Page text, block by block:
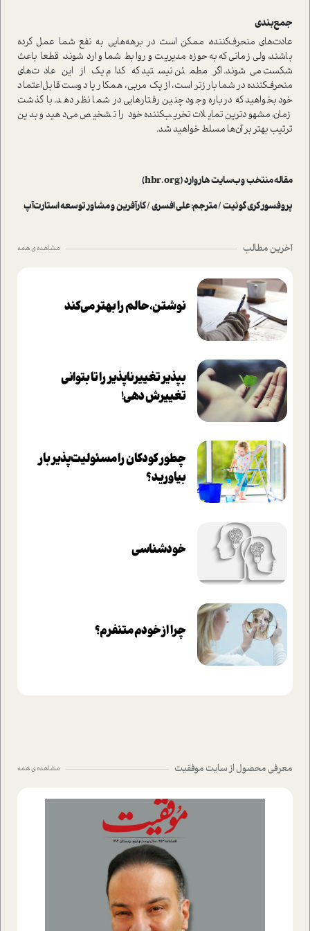
جمع‌بندی
عادت‌های منحرف‌کننده، ممکن است در برهه‌هایی به نفع شما عمل کرده
باشند، ولی زمانی‌که به حوزه مدیریت و روابط شما وارد شوند، قطعا باعث
شکست می‌شوند. اگر مطمئن نیستید که کدام یک از این عادت‌های
منحرف‌کننده در شما بارزتر است، از یک مربی، همکار یا دوست قابل‌اعتماد
خود بخواهید که درباره وجود چنین رفتار‌هایی در شما نظر دهد. با گذشت
زمان، مشهودترین تمایلات تخریب‌کننده خود را تشخیص می‌دهید و بدین
ترتیب بهتر بر آن‌ها مسلط خواهید شد.
مقاله منتخب وب‌سایت هاروارد (hbr.org)
پروفسور کری گوئیت / مترجم: علی افسری / کارآفرین و مشاور توسعه استارت‌آپ
آخرین مطالب مشاهده ی همه
نوشتن، حالم را بهتر می‌کند
بپذير تغييرناپذير را تا بتواني
تغييرش دهي!‏
چطور کودکان را مسئولیت‌پذیر بار
بیاورید؟
خودشناسی
چرا از خودم متنفرم؟
معرفی محصول از سایت موفقیت مشاهده ی همه